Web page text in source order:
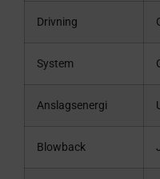
Drivning
System
Anslagsenergi
Blowback